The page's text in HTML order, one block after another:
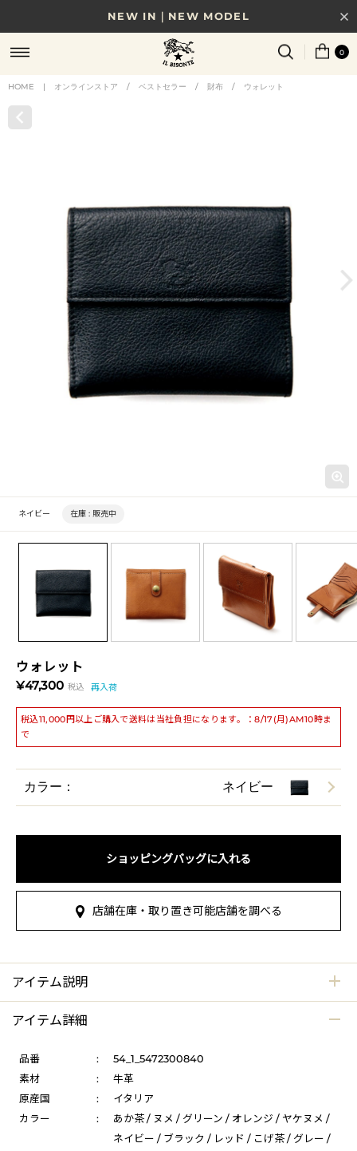
NEW IN｜NEW MODEL
8/17(月)10時まで｜税込11,000円以上で送料無料
贈る相手やシーンから選べる、新しいギフトガイド
0
HOME | オンラインストア / ベストセラー / 財布 / ウォレット
ウォレット
¥47,300 税込 再入荷
税込11,000円以上ご購入で送料は当社負担になります。：8/17(月)AM10時ま
で
ネイビー 在庫 : 販売中
カラー： ネイビー
ショッピングバッグに入れる
店舗在庫・取り置き可能店舗を調べる
アイテム説明
アイテム詳細
品番 :
54_1_5472300840
素材
:
牛革
原産国
:
イタリア
カラー
:
あか茶 / ヌメ / グリーン / オレンジ / ヤケヌメ /
ネイビー / ブラック / レッド / こげ茶 / グレー /